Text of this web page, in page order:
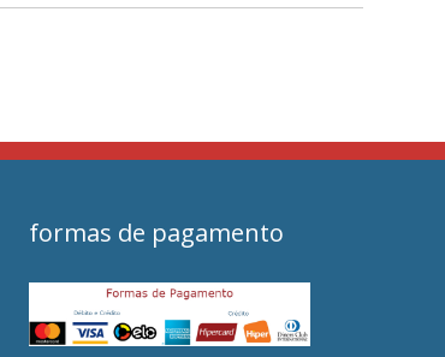
formas de pagamento